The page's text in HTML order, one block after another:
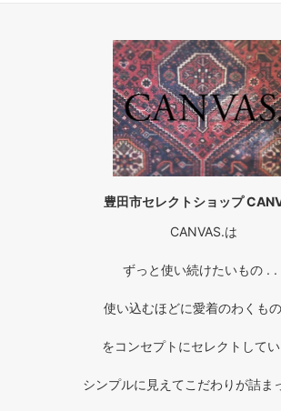
豊田市セレクトショップ
CANVAS.は
ずっと使い続けたいもの . .
使い込むほどに愛着のわくも
をコンセプトにセレクトして
シンプルに見えてこだわりが詰ま